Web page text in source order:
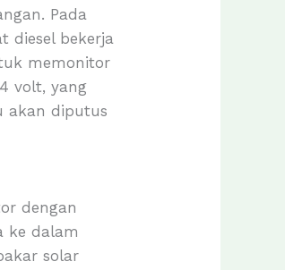
Pada
diesel bekerja
memonitor
volt, yang
akan diputus
dengan
ke dalam
solar